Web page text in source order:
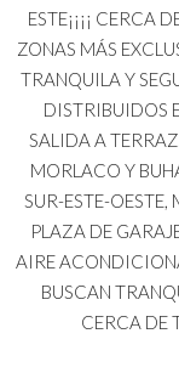
ESTE¡¡¡¡ CERCA
ZONAS MÁS
TRANQUILA Y
DISTRIBUIDOS
SALIDA A
MORLACO Y
SUR-ESTE-
PLAZA DE
AIRE
BUSCAN
CERCA DE